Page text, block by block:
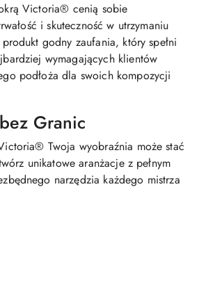
Victoria® cenią sobie
i skuteczność w utrzymaniu
godny zaufania, który spełni
wymagających klientów
podłoża dla swoich kompozycji
Granic
Twoja wyobraźnia może stać
unikatowe aranżacje z pełnym
narzędzia każdego mistrza